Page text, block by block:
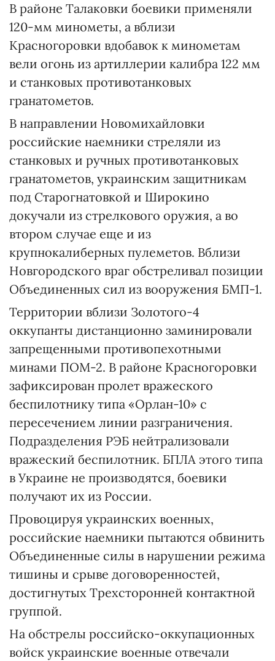
В районе Талаковки боевики применяли
120-мм минометы, а вблизи
Красногоровки вдобавок к минометам
вели огонь из артиллерии калибра 122 мм
и станковых противотанковых
гранатометов.
В направлении Новомихайловки
российские наемники стреляли из
станковых и ручных противотанковых
гранатометов, украинским защитникам
под Старогнатовкой и Широкино
докучали из стрелкового оружия, а во
втором случае еще и из
крупнокалиберных пулеметов. Вблизи
Новгородского враг обстреливал позиции
Объединенных сил из вооружения БМП-1.
Территории вблизи Золотого-4
оккупанты дистанционно заминировали
запрещенными противопехотными
минами ПОМ-2. В районе Красногоровки
зафиксирован пролет вражеского
беспилотнику типа «Орлан-10» с
пересечением линии разграничения.
Подразделения РЭБ нейтрализовали
вражеский беспилотник. БПЛА этого типа
в Украине не производятся, боевики
получают их из России.
Провоцируя украинских военных,
российские наемники пытаются обвинить
Объединенные силы в нарушении режима
тишины и срыве договоренностей,
достигнутых Трехсторонней контактной
группой.
На обстрелы российско-оккупационных
войск украинские военные отвечали